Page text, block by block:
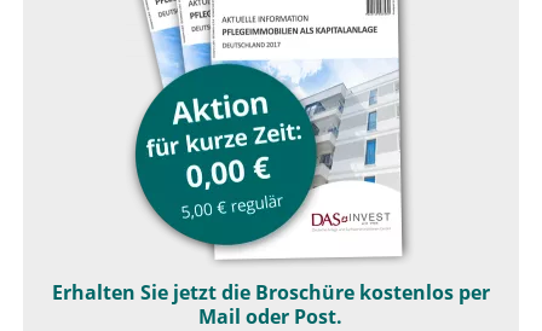
Erhalten Sie jetzt die Broschüre kostenlos per
Mail oder Post.